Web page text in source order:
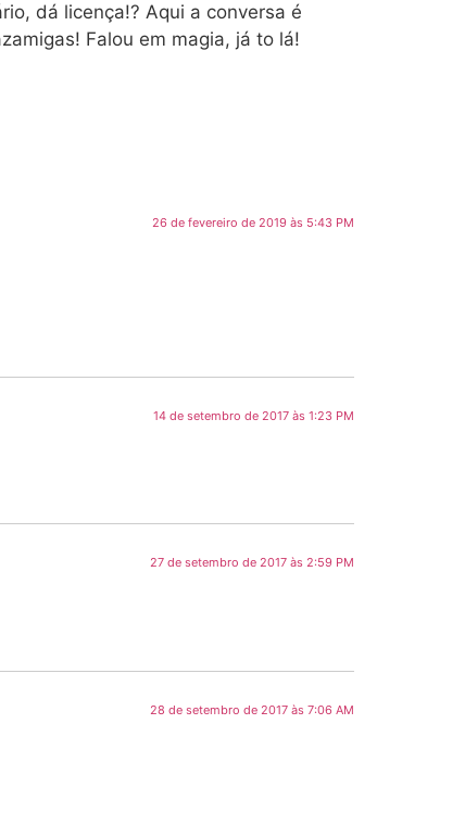
dá licença!? Aqui a conversa é
Falou em magia, já to lá!
26 de fevereiro de 2019 às 5:43 PM
14 de setembro de 2017 às 1:23 PM
27 de setembro de 2017 às 2:59 PM
28 de setembro de 2017 às 7:06 AM